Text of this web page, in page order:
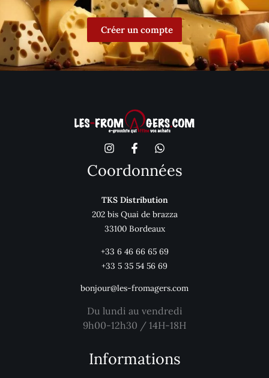
Créer un compte
Coordonnées
TKS Distribution
202 bis Quai de brazza
33100 Bordeaux
+33 6 46 66 65 69
+33 5 35 54 56 69
bonjour@les-fromagers.com
Du lundi au vendredi
9h00-12h30 / 14H-18H
Informations